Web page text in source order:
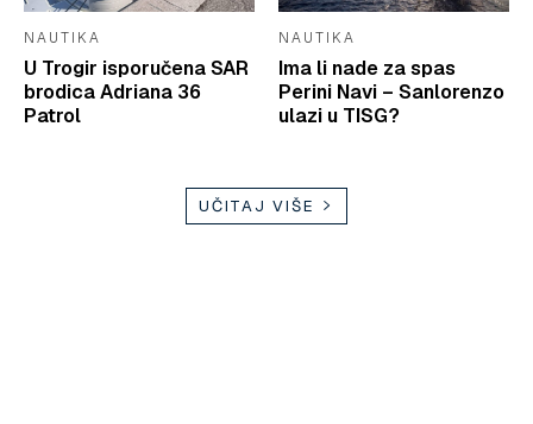
NAUTIKA
U Trogir isporučena SAR
brodica Adriana 36
Patrol
NAUTIKA
Ima li nade za spas
Perini Navi – Sanlorenzo
ulazi u TISG?
UČITAJ VIŠE